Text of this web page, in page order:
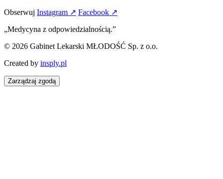
Obserwuj Instagram ↗ Facebook ↗
„Medycyna z odpowiedzialnością.”
© 2026 Gabinet Lekarski MŁODOŚĆ Sp. z o.o.
Created by insply.pl
Zarządzaj zgodą